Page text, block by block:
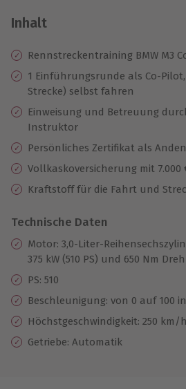
Inhalt
Rennstreckentraining BMW M3
1 Einführungsrunde als Co-
Strecke) selbst fahren
Einweisung und Betreuung
Instruktor
Persönliches Zertifikat als
Vollkaskoversicherung mit
Kraftstoff für die Fahrt und
Technische Daten
Motor: 3,0-Liter-
375 kW (510 PS) und 650 Nm
PS: 510
Beschleunigung: von 0 auf 100 in
Höchstgeschwindigkeit: 250 km/h
Getriebe: Automatik